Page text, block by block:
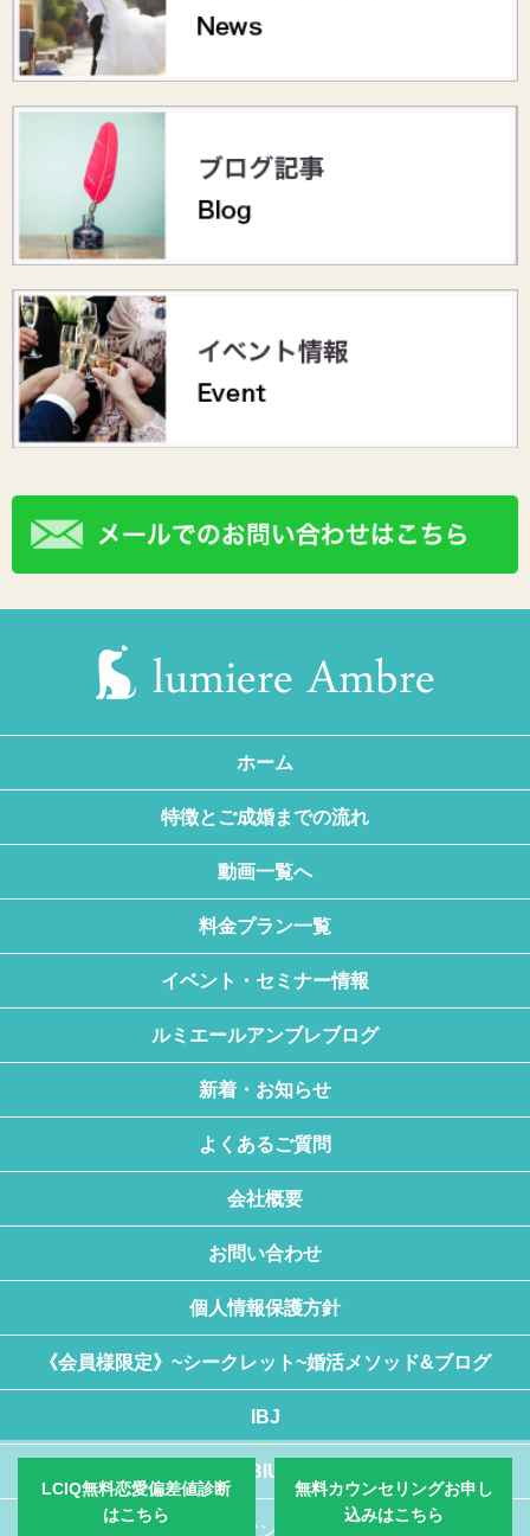
LCIQ無料恋愛偏差値診断
はこちら
無料カウンセリングお申し
込みはこちら
ホーム
特徴とご成婚までの流れ
動画一覧へ
料金プラン一覧
イベント・セミナー情報
ルミエールアンブレブログ
新着・お知らせ
よくあるご質問
会社概要
お問い合わせ
個人情報保護方針
《会員様限定》~シークレット~婚活メソッド&ブログ
IBJ
BIU
Copyright © ルミエールアンブレ All Rights Reserved.